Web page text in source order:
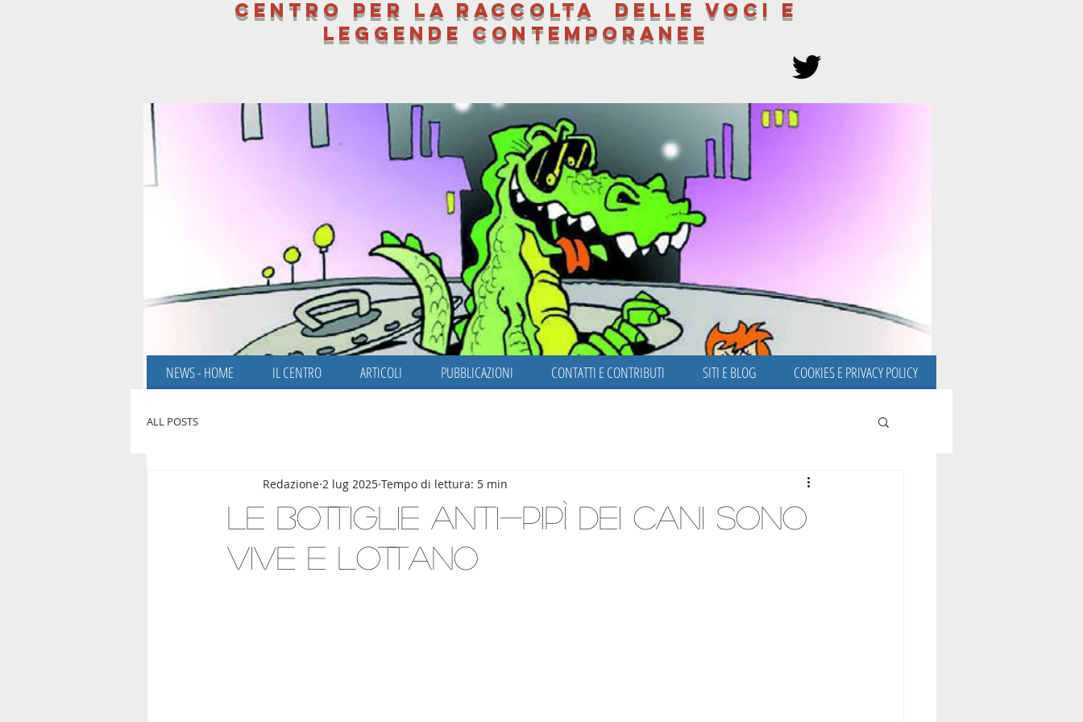
Centro per la raccolta delle voci e
leggende contemporanee
NEWS - HOME IL CENTRO ARTICOLI PUBBLICAZIONI CONTATTI E CONTRIBUTI SITI E BLOG COOKIES E PRIVACY POLICY
ALL POSTS
Le bottiglie anti-pipì dei cani sono
vive e lottano
Redazione 2 lug 2025 Tempo di lettura: 5 min